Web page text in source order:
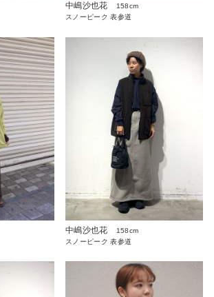
中嶋沙也花
158cm
スノーピーク 表参道
中嶋沙也花
158cm
スノーピーク 表参道